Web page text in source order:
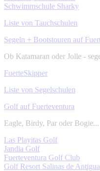
Schwimmschule Sharky
Liste von Tauchschulen
Segeln + Bootstouren auf
Ob Katamaran oder Jolle -
FuerteSkipper
Liste von Segelschulen
Golf auf Fuerteventura
Eagle, Birdy, Par oder Bogie...
Las Playitas Golf
Jandia Golf
Fuerteventura Golf Club
Golf Resort Salinas de Antigua